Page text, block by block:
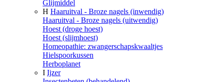
Glijmiddel
H Haaruitval - Broze nagels (inwendig)
Haaruitval - Broze nagels (uitwendig)
Hoest (droge hoest)
Hoest (slijmhoest)
Homeopathie: zwangerschapskwaaltjes
Hielspoorkussen
Herboplanet
I Ijzer